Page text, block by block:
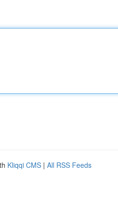
Kliqqi CMS | All RSS Feeds